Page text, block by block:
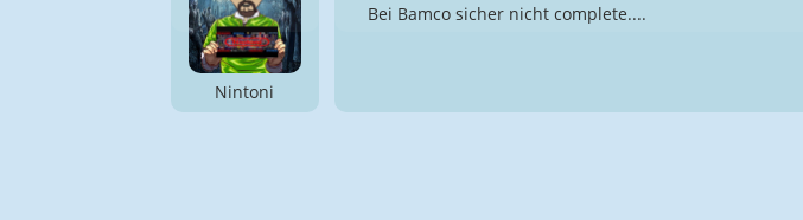
Nintoni
Bei Bamco sicher nicht complete....